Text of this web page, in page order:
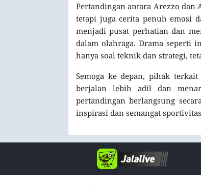
Pertandingan antara Arezzo dan
tetapi juga cerita penuh emosi
menjadi pusat perhatian dan
dalam olahraga. Drama seperti
hanya soal teknik dan strategi,
Semoga ke depan, pihak
berjalan lebih adil dan
pertandingan berlangsung
inspirasi dan semangat